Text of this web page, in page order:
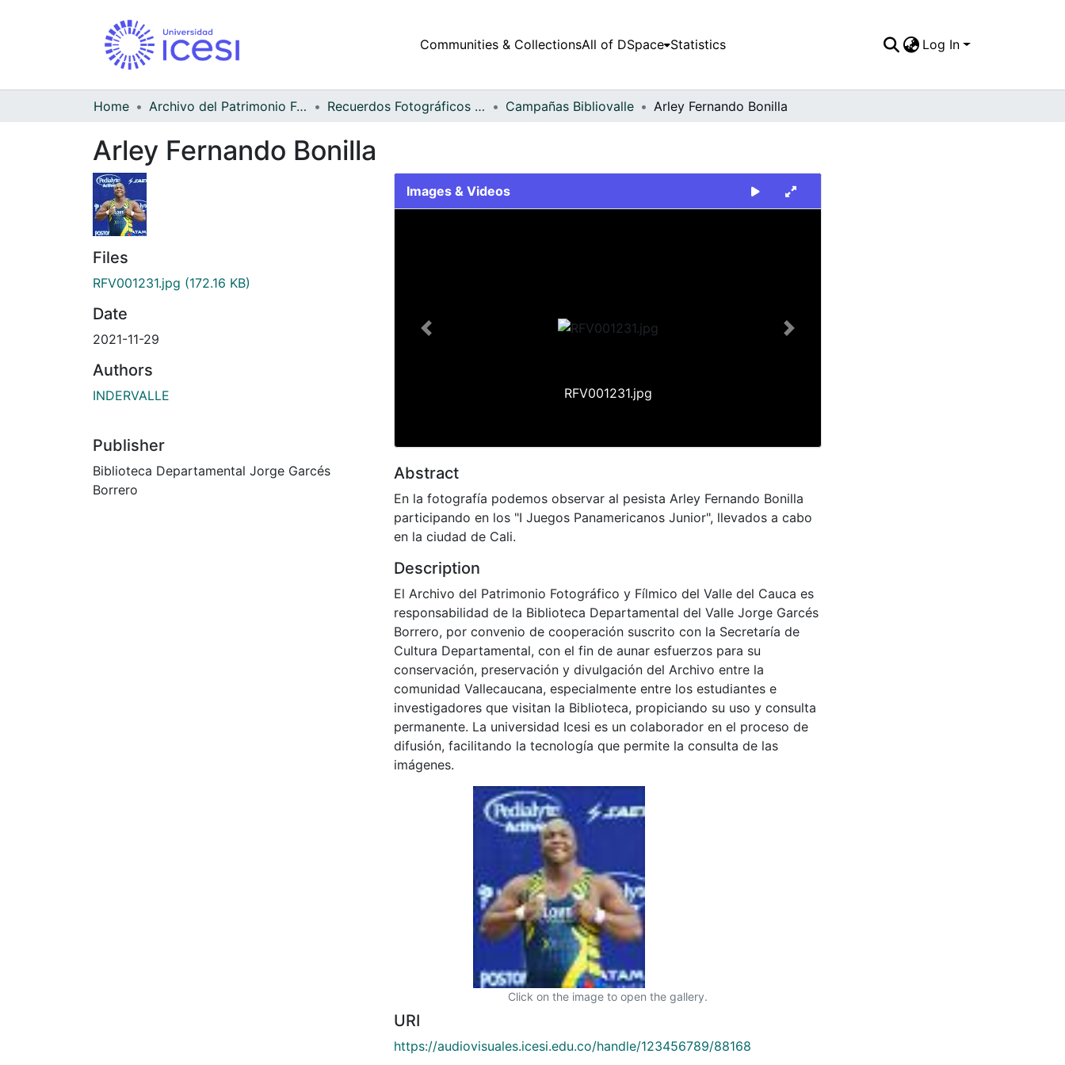
Communities & CollectionsAll of DSpace Statistics Log In
Home Archivo del Patrimonio Fotográfico y Fílmico del Valle del Cauca Recuerdos Fotográficos Vallecaucanos Campañas Bibliovalle Arley Fernando Bonilla
Arley Fernando Bonilla
Files
RFV001231.jpg (172.16 KB)
Date
2021-11-29
Authors
INDERVALLE
Publisher
Biblioteca Departamental Jorge Garcés
Borrero
Images & Videos
RFV001231.jpg
Previous Next
Abstract
En la fotografía podemos observar al pesista Arley Fernando Bonilla
participando en los "I Juegos Panamericanos Junior", llevados a cabo
en la ciudad de Cali.
Description
El Archivo del Patrimonio Fotográfico y Fílmico del Valle del Cauca es
responsabilidad de la Biblioteca Departamental del Valle Jorge Garcés
Borrero, por convenio de cooperación suscrito con la Secretaría de
Cultura Departamental, con el fin de aunar esfuerzos para su
conservación, preservación y divulgación del Archivo entre la
comunidad Vallecaucana, especialmente entre los estudiantes e
investigadores que visitan la Biblioteca, propiciando su uso y consulta
permanente. La universidad Icesi es un colaborador en el proceso de
difusión, facilitando la tecnología que permite la consulta de las
imágenes.
Click on the image to open the gallery.
URI
https://audiovisuales.icesi.edu.co/handle/123456789/88168